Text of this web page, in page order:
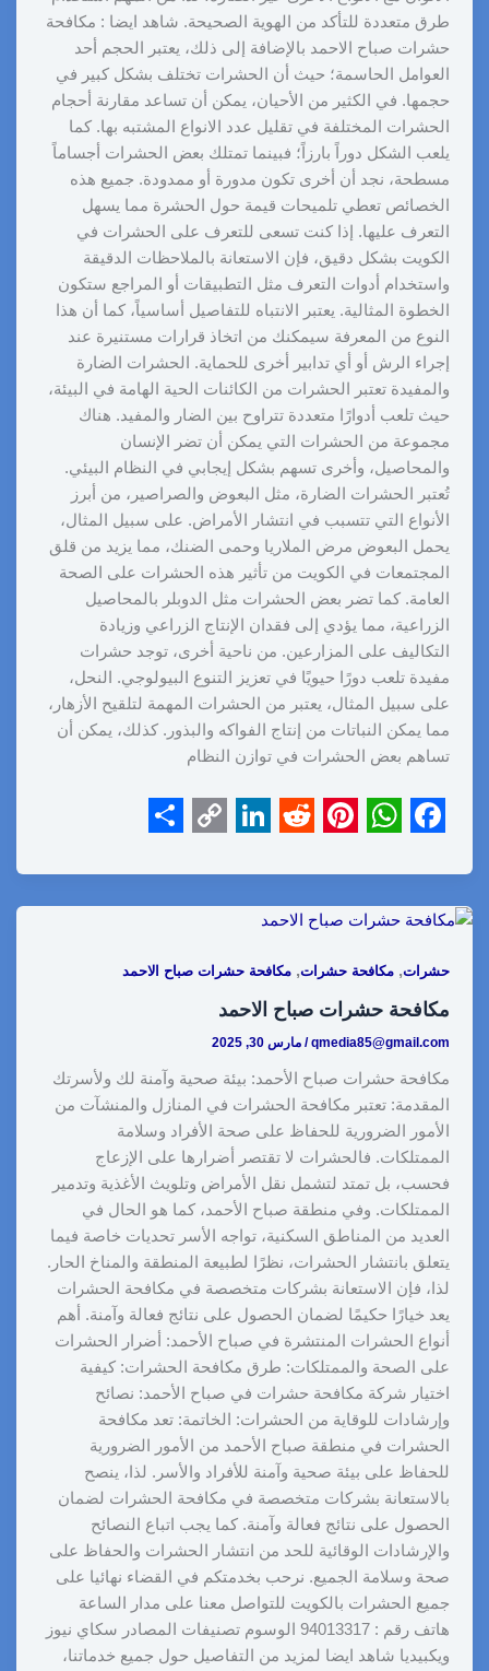
طرق متعددة للتأكد من الهوية الصحيحة. شاهد ايضا : مكافحة
حشرات صباح الاحمد بالإضافة إلى ذلك، يعتبر الحجم أحد
العوامل الحاسمة؛ حيث أن الحشرات تختلف بشكل كبير في
حجمها. في الكثير من الأحيان، يمكن أن تساعد مقارنة أحجام
الحشرات المختلفة في تقليل عدد الانواع المشتبه بها. كما
يلعب الشكل دوراً بارزاً؛ فبينما تمتلك بعض الحشرات أجساماً
مسطحة، نجد أن أخرى تكون مدورة أو ممدودة. جميع هذه
الخصائص تعطي تلميحات قيمة حول الحشرة مما يسهل
التعرف عليها. إذا كنت تسعى للتعرف على الحشرات في
الكويت بشكل دقيق، فإن الاستعانة بالملاحظات الدقيقة
واستخدام أدوات التعرف مثل التطبيقات أو المراجع ستكون
الخطوة المثالية. يعتبر الانتباه للتفاصيل أساسياً، كما أن هذا
النوع من المعرفة سيمكنك من اتخاذ قرارات مستنيرة عند
إجراء الرش أو أي تدابير أخرى للحماية. الحشرات الضارة
والمفيدة تعتبر الحشرات من الكائنات الحية الهامة في البيئة،
حيث تلعب أدوارًا متعددة تتراوح بين الضار والمفيد. هناك
مجموعة من الحشرات التي يمكن أن تضر الإنسان
والمحاصيل، وأخرى تسهم بشكل إيجابي في النظام البيئي.
تُعتبر الحشرات الضارة، مثل البعوض والصراصير، من أبرز
الأنواع التي تتسبب في انتشار الأمراض. على سبيل المثال،
يحمل البعوض مرض الملاريا وحمى الضنك، مما يزيد من قلق
المجتمعات في الكويت من تأثير هذه الحشرات على الصحة
العامة. كما تضر بعض الحشرات مثل الدوبلر بالمحاصيل
الزراعية، مما يؤدي إلى فقدان الإنتاج الزراعي وزيادة
التكاليف على المزارعين. من ناحية أخرى، توجد حشرات
مفيدة تلعب دورًا حيويًا في تعزيز التنوع البيولوجي. النحل،
على سبيل المثال، يعتبر من الحشرات المهمة لتلقيح الأزهار،
مما يمكن النباتات من إنتاج الفواكه والبذور. كذلك، يمكن أن
تساهم بعض الحشرات في توازن النظام
a
c
b
o
o
k
h
a
s
A
p
p
i
n
e
r
e
s
t
e
d
i
t
i
n
e
d
I
n
o
y
L
i
n
k
h
r
e
حشرات,مكافحة حشرات,مكافحة حشرات صباح الاحمد
مكافحة حشرات صباح الاحمد
qmedia85@gmail.com
/مارس 30, 2025
مكافحة حشرات صباح الأحمد: بيئة صحية وآمنة لك ولأسرتك
المقدمة: تعتبر مكافحة الحشرات في المنازل والمنشآت من
الأمور الضرورية للحفاظ على صحة الأفراد وسلامة
الممتلكات. فالحشرات لا تقتصر أضرارها على الإزعاج
فحسب، بل تمتد لتشمل نقل الأمراض وتلويث الأغذية وتدمير
الممتلكات. وفي منطقة صباح الأحمد، كما هو الحال في
العديد من المناطق السكنية، تواجه الأسر تحديات خاصة فيما
يتعلق بانتشار الحشرات، نظرًا لطبيعة المنطقة والمناخ الحار.
لذا، فإن الاستعانة بشركات متخصصة في مكافحة الحشرات
يعد خيارًا حكيمًا لضمان الحصول على نتائج فعالة وآمنة. أهم
أنواع الحشرات المنتشرة في صباح الأحمد: أضرار الحشرات
على الصحة والممتلكات: طرق مكافحة الحشرات: كيفية
اختيار شركة مكافحة حشرات في صباح الأحمد: نصائح
وإرشادات للوقاية من الحشرات: الخاتمة: تعد مكافحة
الحشرات في منطقة صباح الأحمد من الأمور الضرورية
للحفاظ على بيئة صحية وآمنة للأفراد والأسر. لذا، ينصح
بالاستعانة بشركات متخصصة في مكافحة الحشرات لضمان
الحصول على نتائج فعالة وآمنة. كما يجب اتباع النصائح
والإرشادات الوقائية للحد من انتشار الحشرات والحفاظ على
صحة وسلامة الجميع. نرحب بخدمتكم في القضاء نهائيا على
جميع الحشرات بالكويت للتواصل معنا على مدار الساعة
هاتف رقم : 94013317 الوسوم تصنيفات المصادر سكاي نيوز
ويكبيديا شاهد ايضا لمزيد من التفاصيل حول جميع خدماتنا،